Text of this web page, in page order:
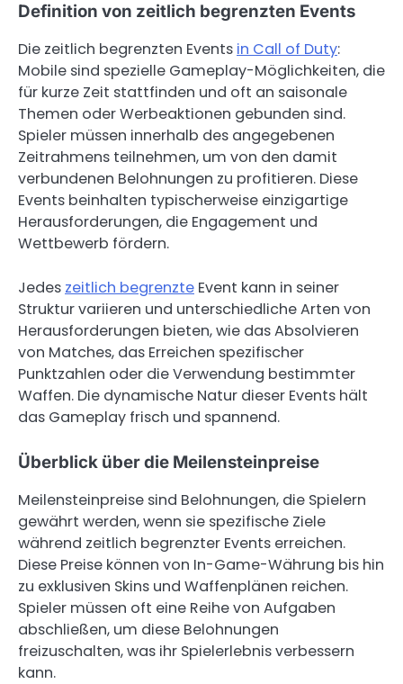
Definition von zeitlich begrenzten Events
Die zeitlich begrenzten Events in Call of Duty:
Mobile sind spezielle Gameplay-Möglichkeiten, die
für kurze Zeit stattfinden und oft an saisonale
Themen oder Werbeaktionen gebunden sind.
Spieler müssen innerhalb des angegebenen
Zeitrahmens teilnehmen, um von den damit
verbundenen Belohnungen zu profitieren. Diese
Events beinhalten typischerweise einzigartige
Herausforderungen, die Engagement und
Wettbewerb fördern.
Jedes zeitlich begrenzte Event kann in seiner
Struktur variieren und unterschiedliche Arten von
Herausforderungen bieten, wie das Absolvieren
von Matches, das Erreichen spezifischer
Punktzahlen oder die Verwendung bestimmter
Waffen. Die dynamische Natur dieser Events hält
das Gameplay frisch und spannend.
Überblick über die Meilensteinpreise
Meilensteinpreise sind Belohnungen, die Spielern
gewährt werden, wenn sie spezifische Ziele
während zeitlich begrenzter Events erreichen.
Diese Preise können von In-Game-Währung bis hin
zu exklusiven Skins und Waffenplänen reichen.
Spieler müssen oft eine Reihe von Aufgaben
abschließen, um diese Belohnungen
freizuschalten, was ihr Spielerlebnis verbessern
kann.